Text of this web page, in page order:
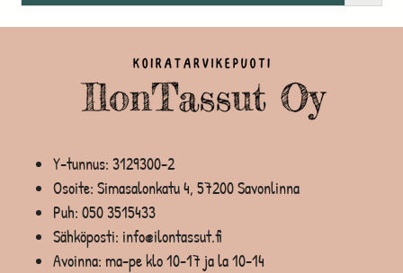
Y-tunnus: 3129300-2
Osoite: Simasalonkatu 4, 57200 Savonlinna
Puh: 050 3515433
Sähköposti: info@ilontassut.fi
Avoinna: ma-pe klo 10-17 ja la 10-14